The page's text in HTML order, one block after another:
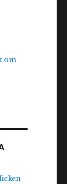
om